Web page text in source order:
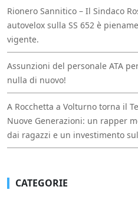
Rionero Sannitico – Il Sindaco
autovelox sulla SS 652 è
vigente.
Assunzioni del personale ATA
nulla di nuovo!
A Rocchetta a Volturno torna il
Nuove Generazioni: un rapper
dai ragazzi e un investimento
CATEGORIE